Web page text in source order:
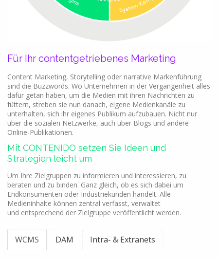
Für Ihr contentgetriebenes Marketing
Content Marketing, Storytelling oder narrative Markenführung
sind die Buzzwords. Wo Unternehmen in der Vergangenheit alles
dafür getan haben, um die Medien mit ihren Nachrichten zu
füttern, streben sie nun danach, eigene Medienkanäle zu
unterhalten, sich ihr eigenes Publikum aufzubauen. Nicht nur
über die sozialen Netzwerke, auch über Blogs und andere
Online-Publikationen.
Mit CONTENIDO setzen Sie Ideen und
Strategien leicht um
Um Ihre Zielgruppen zu informieren und interessieren, zu
beraten und zu binden. Ganz gleich, ob es sich dabei um
Endkonsumenten oder Industriekunden handelt. Alle
Medieninhalte können zentral verfasst, verwaltet
und entsprechend der Zielgruppe veröffentlicht werden.
WCMS DAM Intra- & Extranets